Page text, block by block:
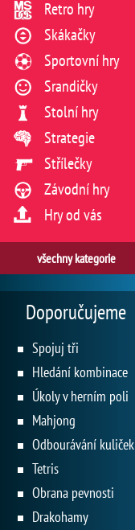
Retro hry
Skákačky
Sportovní hry
Srandičky
Stolní hry
Strategie
Střílečky
Závodní hry
Hry od vás
všechny kategorie
Doporučujeme
Spojuj tři
Hledání kombinace
Úkoly v herním poli
Mahjong
Odbourávání kuliček
Tetris
Obrana pevnosti
Drakohamy